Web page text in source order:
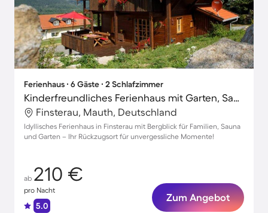
Ferienhaus ∙ 6 Gäste ∙ 2 Schlafzimmer
Kinderfreundliches Ferienhaus mit Garten, Sauna und Grill | Gartenblick
Finsterau, Mauth, Deutschland
Idyllisches Ferienhaus in Finsterau mit Bergblick für Familien, Sauna
und Garten – Ihr Rückzugsort für unvergessliche Momente!
ab 210 €
pro Nacht
5.0
Zum Angebot